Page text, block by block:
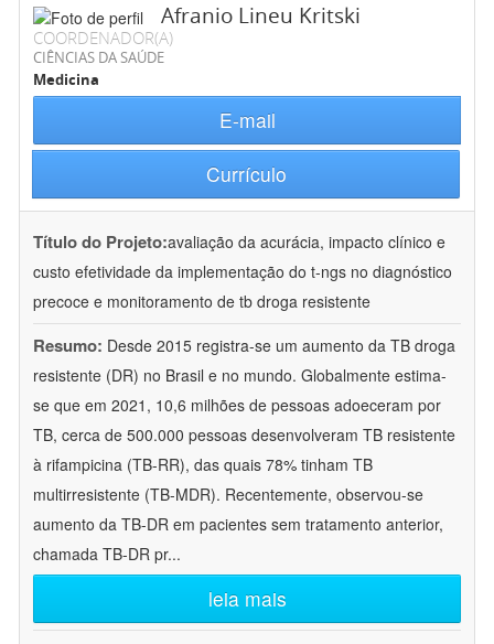
Afranio Lineu Kritski
COORDENADOR(A)
CIÊNCIAS DA SAÚDE
Medicina
E-mail
Currículo
Título do Projeto:avaliação da acurácia, impacto clínico e
custo efetividade da implementação do t-ngs no diagnóstico
precoce e monitoramento de tb droga resistente
Resumo: Desde 2015 registra-se um aumento da TB droga
resistente (DR) no Brasil e no mundo. Globalmente estima-
se que em 2021, 10,6 milhões de pessoas adoeceram por
TB, cerca de 500.000 pessoas desenvolveram TB resistente
à rifampicina (TB-RR), das quais 78% tinham TB
multirresistente (TB-MDR). Recentemente, observou-se
aumento da TB-DR em pacientes sem tratamento anterior,
chamada TB-DR pr...
leia mais